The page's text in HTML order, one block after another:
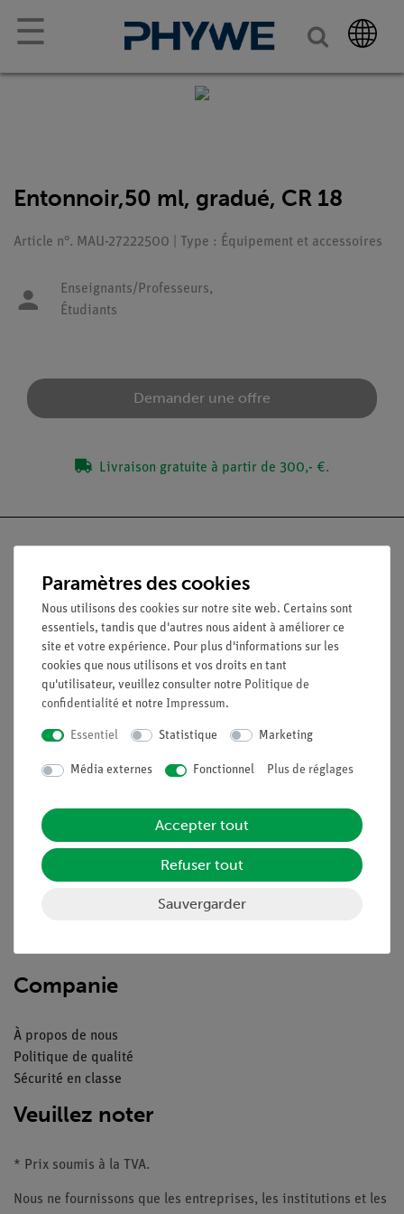
☰
Entonnoir,50 ml, gradué, CR 18
Article n°. MAU-27222500 | Type : Équipement et accessoires
Enseignants/Professeurs,
Étudiants
Demander une offre
Livraison gratuite à partir de 300,- €.
Nach oben
Légal
Conditions générales de vente
Mentions légales
Service
Aperçu du service
Téléchargements
Contacte service client
Companie
À propos de nous
Politique de qualité
Sécurité en classe
Veuillez noter
* Prix soumis à la TVA.
Nous ne fournissons que les entreprises, les institutions et les
Paramètres des cookies
Nous utilisons des cookies sur notre site web. Certains sont
essentiels, tandis que d'autres nous aident à améliorer ce
site et votre expérience. Pour plus d'informations sur les
cookies que nous utilisons et vos droits en tant
qu'utilisateur, veuillez consulter notre Politique de
confidentialité et notre Impressum.
Essentiel Statistique Marketing
Média externes Fonctionnel Plus de réglages
Accepter tout
Refuser tout
Sauvergarder